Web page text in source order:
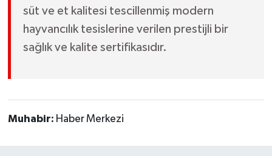
süt ve et kalitesi tescillenmiş modern
hayvancılık tesislerine verilen prestijli bir
sağlık ve kalite sertifikasıdır.
Muhabir: Haber Merkezi